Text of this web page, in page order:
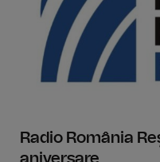
Radio România
aniversare